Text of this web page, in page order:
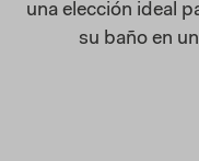
una elección ideal
su baño en